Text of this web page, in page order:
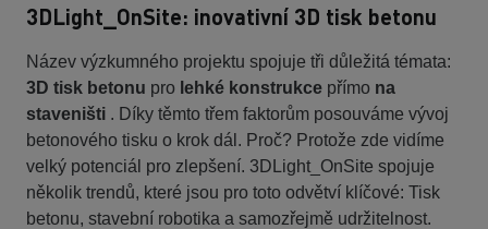
3DLight_OnSite: inovativní 3D tisk betonu
Název výzkumného projektu spojuje tři důležitá témata:
3D tisk betonu pro lehké konstrukce přímo na
staveništi . Díky těmto třem faktorům posouváme vývoj
betonového tisku o krok dál. Proč? Protože zde vidíme
velký potenciál pro zlepšení. 3DLight_OnSite spojuje
několik trendů, které jsou pro toto odvětví klíčové: Tisk
betonu, stavební robotika a samozřejmě udržitelnost.